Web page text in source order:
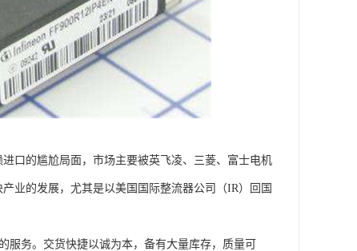
口的尴尬局面，市场主要被英飞凌、三菱、富士电机
业的发展，尤其是以美国国际整流器公司（IR）回国
务。交货快捷以诚为本，备有大量库存，质量可